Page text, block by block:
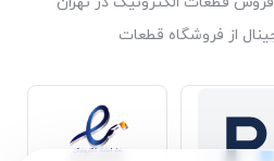
از فروشگاه قطعات